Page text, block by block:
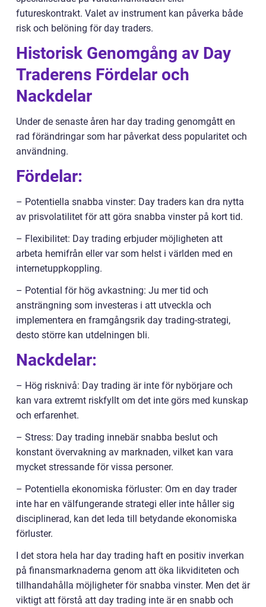
futureskontrakt. Valet av instrument kan påverka både
risk och belöning för day traders.
Historisk Genomgång av Day
Traderens Fördelar och
Nackdelar
Under de senaste åren har day trading genomgått en
rad förändringar som har påverkat dess popularitet och
användning.
Fördelar:
– Potentiella snabba vinster: Day traders kan dra nytta
av prisvolatilitet för att göra snabba vinster på kort tid.
– Flexibilitet: Day trading erbjuder möjligheten att
arbeta hemifrån eller var som helst i världen med en
internetuppkoppling.
– Potential för hög avkastning: Ju mer tid och
ansträngning som investeras i att utveckla och
implementera en framgångsrik day trading-strategi,
desto större kan utdelningen bli.
Nackdelar:
– Hög risknivå: Day trading är inte för nybörjare och
kan vara extremt riskfyllt om det inte görs med kunskap
och erfarenhet.
– Stress: Day trading innebär snabba beslut och
konstant övervakning av marknaden, vilket kan vara
mycket stressande för vissa personer.
– Potentiella ekonomiska förluster: Om en day trader
inte har en välfungerande strategi eller inte håller sig
disciplinerad, kan det leda till betydande ekonomiska
förluster.
I det stora hela har day trading haft en positiv inverkan
på finansmarknaderna genom att öka likviditeten och
tillhandahålla möjligheter för snabba vinster. Men det är
viktigt att förstå att day trading inte är en snabb och